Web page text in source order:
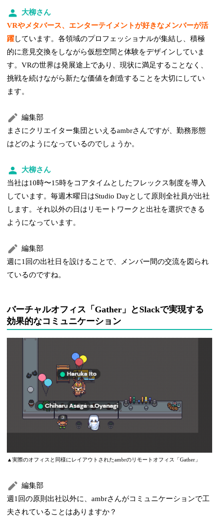
大柳さん
VRやメタバース、エンターテイメントが好きなメンバーが活
躍しています。各領域のプロフェッショナルが集結し、積極
的に意見交換をしながら仮想空間と体験をデザインしていま
す。VRの世界は発展途上であり、現状に満足することなく、
挑戦を続けながら新たな価値を創造することを大切にしてい
ます。
編集部
まさにクリエイター集団といえるambrさんですが、勤務形態
はどのようになっているのでしょうか。
大柳さん
当社は10時〜15時をコアタイムとしたフレックス制度を導入
しています。毎週木曜日はStudio Dayとして原則全社員が出社
します。それ以外の日はリモートワークと出社を選択できる
ようになっています。
編集部
週に1回の出社日を設けることで、メンバー間の交流を図られ
ているのですね。
バーチャルオフィス「Gather」とSlackで実現する
効果的なコミュニケーション
▲実際のオフィスと同様にレイアウトされたambrのリモートオフィス「Gather」
編集部
週1回の原則出社以外に、ambrさんがコミュニケーションで工
夫されていることはありますか？